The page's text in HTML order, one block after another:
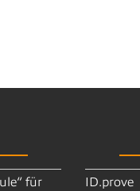
für
ID.prove